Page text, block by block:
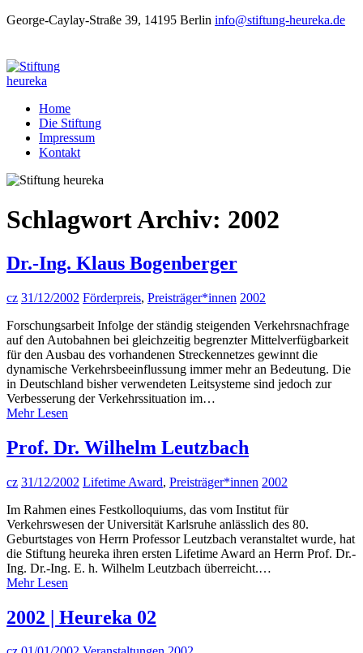
George-Caylay-Straße 39, 14195 Berlin info@stiftung-heureka.de
Home
Die Stiftung
Impressum
Kontakt
Schlagwort Archiv: 2002
Dr.-Ing. Klaus Bogenberger
cz 31/12/2002 Förderpreis, Preisträger*innen 2002
Forschungsarbeit Infolge der ständig steigenden Verkehrsnachfrage
auf den Autobahnen bei gleichzeitig begrenzter Mittelverfügbarkeit
für den Ausbau des vorhandenen Streckennetzes gewinnt die
dynamische Verkehrsbeeinflussung immer mehr an Bedeutung. Die
in Deutschland bisher verwendeten Leitsysteme sind jedoch zur
Verbesserung der Verkehrssituation im…
Mehr Lesen
Prof. Dr. Wilhelm Leutzbach
cz 31/12/2002 Lifetime Award, Preisträger*innen 2002
Im Rahmen eines Festkolloquiums, das vom Institut für
Verkehrswesen der Universität Karlsruhe anlässlich des 80.
Geburtstages von Herrn Professor Leutzbach veranstaltet wurde, hat
die Stiftung heureka ihren ersten Lifetime Award an Herrn Prof. Dr.-
Ing. Dr.-Ing. E. h. Wilhelm Leutzbach überreicht.…
Mehr Lesen
2002 | Heureka 02